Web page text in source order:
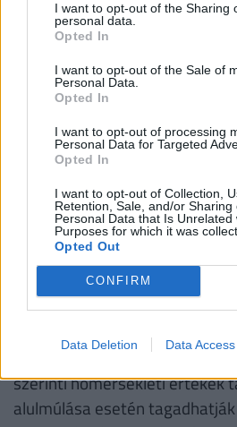
I want to opt-out of the Sharing
personal data.
Opted In
I want to opt-out of the Sale of
Personal Data.
Opted In
I want to opt-out of processing
Personal Data for Targeted
Opted In
I want to opt-out of Collection,
Retention, Sale, and/or Sharing
Personal Data that Is Unrelated
Purposes for which it was
Opted Out
CONFIRM
Data Deletion Data Access
Megtagadhatják a
munkát, ha a fűtést
A munkavállalók nem
munkavégzést, ha a munkáltató
energiatakarékossági
hőmérsékletét a
hőmérsékletre csökkenti és a
el azt a szintet, amely a
közvetlenül és súlyosan
A munkavállalók csak a
egészségvédelmi és
szerinti hőmérsékleti értékek
alulmúlása esetén